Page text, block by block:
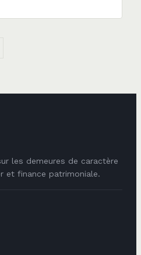
les demeures de caractère
et finance patrimoniale.